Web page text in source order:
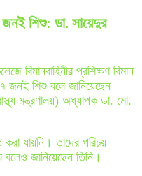
শিশু: ডা. সায়েদুর
বিমানবাহিনীর প্রশিক্ষণ বিমান
জনই শিশু বলে জানিয়েছেন
মন্ত্রণালয়) অধ্যাপক ডা. মো.
যায়নি। তাদের পরিচয়
জানিয়েছেন তিনি।